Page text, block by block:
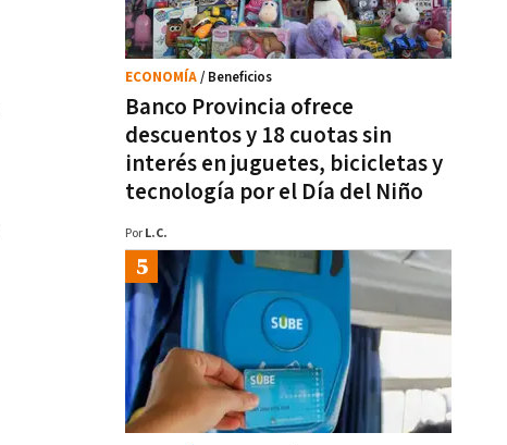
Banco Provincia ofrece
descuentos y 18 cuotas sin
interés en juguetes, bicicletas y
tecnología por el Día del Niño
ECONOMÍA/ Beneficios
Por L.C.